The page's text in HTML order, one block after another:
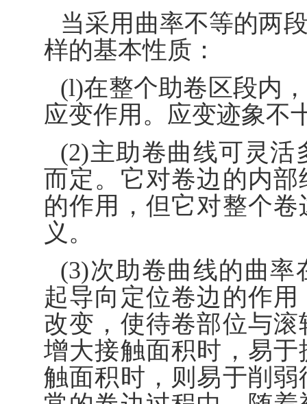
当采用曲率不等的两
样的基本性质：
(l)在整个助卷区段内
应变作用。应变迹象不
(2)主助卷曲线可灵
而定。它对卷边的内
的作用，但它对整个
义。
(3)次助卷曲线的曲
起导向定位卷边的作
改变，使待卷部位与
增大接触面积时，易
触面积时，则易于削